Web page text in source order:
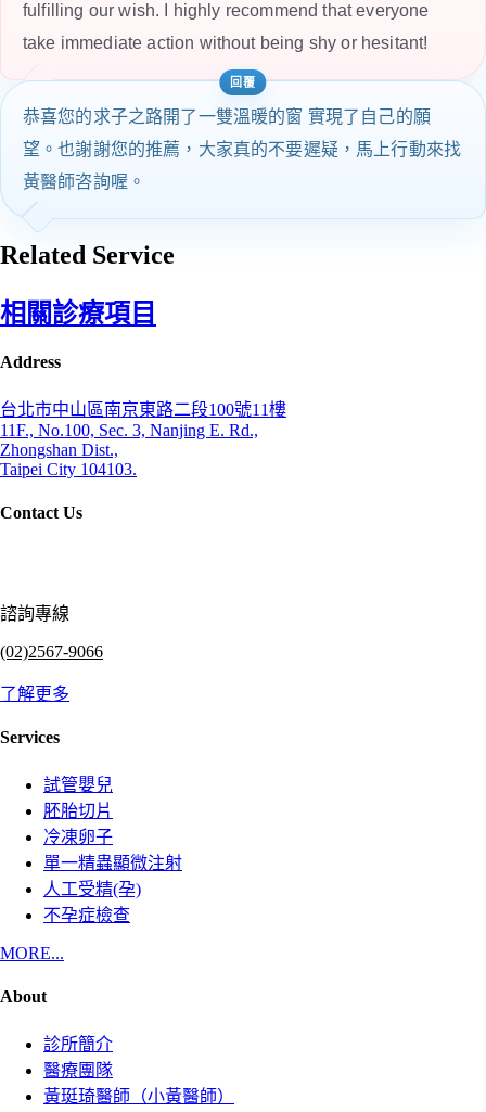
fulfilling our wish. I highly recommend that everyone
take immediate action without being shy or hesitant!
恭喜您的求子之路開了一雙溫暖的窗 實現了自己的願
望。也謝謝您的推薦，大家真的不要遲疑，馬上行動來找
黃醫師咨詢喔。
Related Service
相關診療項目
Address
台北市中山區南京東路二段100號11樓
11F., No.100, Sec. 3, Nanjing E. Rd.,
Zhongshan Dist.,
Taipei City 104103.
Contact Us
諮詢專線
(02)2567-9066
了解更多
Services
試管嬰兒
胚胎切片
冷凍卵子
單一精蟲顯微注射
人工受精(孕)
不孕症檢查
MORE...
About
診所簡介
醫療團隊
黃珽琦醫師（小黃醫師）